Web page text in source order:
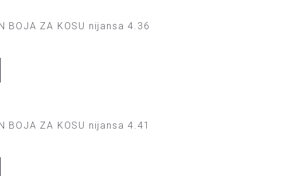
BOJA ZA KOSU nijansa 4.36
BOJA ZA KOSU nijansa 4.41